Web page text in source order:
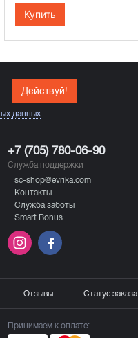
Купить
Действуй!
данных
+7 (705) 780-06-90
Служба поддержки
sc-shop@evrika.com
Контакты
Служба заботы
Smart Bonus
Отзывы Статус заказа
Принимаем к оплате: